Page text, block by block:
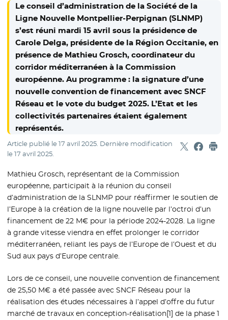
Le conseil d’administration de la Société de la
Ligne Nouvelle Montpellier-Perpignan (SLNMP)
s’est réuni mardi 15 avril sous la présidence de
Carole Delga, présidente de la Région Occitanie, en
présence de Mathieu Grosch, coordinateur du
corridor méditerranéen à la Commission
européenne. Au programme : la signature d’une
nouvelle convention de financement avec SNCF
Réseau et le vote du budget 2025. L’Etat et les
collectivités partenaires étaient également
représentés.
Article publié le17 avril 2025. Dernière modification
le17 avril 2025. Partager
- Nouvelle
-
Mathieu Grosch, représentant de la Commission
européenne, participait à la réunion du conseil
d’administration de la SLNMP pour réaffirmer le soutien de
l’Europe à la création de la ligne nouvelle par l’octroi d’un
financement de 22 M€ pour la période 2024-2028. La ligne
à grande vitesse viendra en effet prolonger le corridor
méditerranéen, reliant les pays de l’Europe de l’Ouest et du
Sud aux pays d’Europe centrale.
Lors de ce conseil, une nouvelle convention de financement
de 25,50 M€ a été passée avec SNCF Réseau pour la
réalisation des études nécessaires à l’appel d’offre du futur
marché de travaux en conception-réalisation[1] de la phase 1